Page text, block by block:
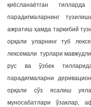
қиёсланаётган
парадигмаларнинг
ажратиш ҳамда таркибий
орқали уларнинг туб
лексемали турлари
рус ва ўзбек
парадигмаларни
орқали сўз ясалиш
муносабатлари ўзаклар,